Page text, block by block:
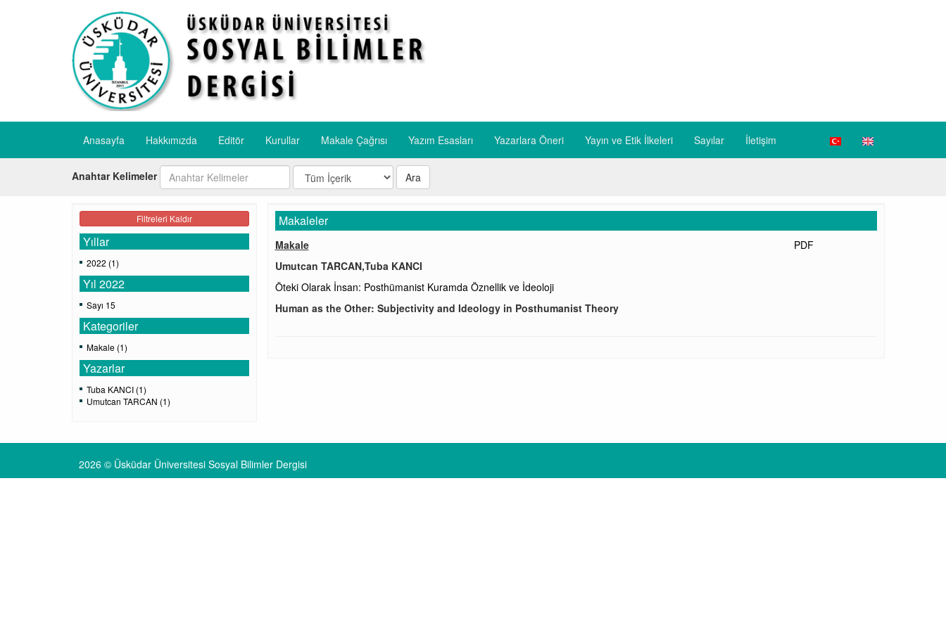
Anasayfa Hakkımızda Editör Kurullar Makale Çağrısı Yazım Esasları ​Yazarlara Öneri ​Yayın ve Etik İlkeleri Sayılar İletişim
Anahtar Kelimeler Ara
Filtreleri Kaldır
Yıllar
2022 (1)
Yıl 2022
Sayı 15
Kategoriler
Makale (1)
Yazarlar
Tuba KANCI (1)
Umutcan TARCAN (1)
Makaleler
Makale
Umutcan TARCAN,Tuba KANCI
Öteki Olarak İnsan: Posthümanist Kuramda Öznellik ve İdeoloji
Human as the Other: Subjectivity and Ideology in Posthumanist Theory
PDF
2026 © Üsküdar Üniversitesi Sosyal Bilimler Dergisi